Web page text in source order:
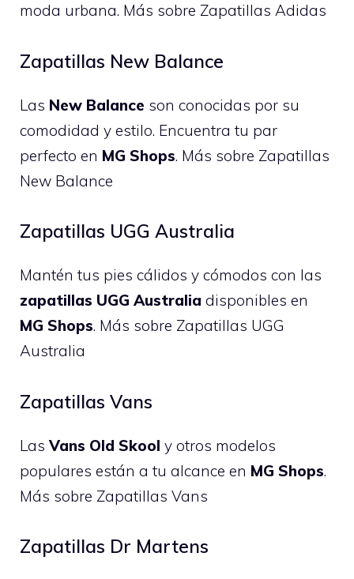
moda urbana. Más sobre Zapatillas Adidas
Zapatillas New Balance
Las New Balance son conocidas por su
comodidad y estilo. Encuentra tu par
perfecto en MG Shops. Más sobre Zapatillas
New Balance
Zapatillas UGG Australia
Mantén tus pies cálidos y cómodos con las
zapatillas UGG Australia disponibles en
MG Shops. Más sobre Zapatillas UGG
Australia
Zapatillas Vans
LasVans Old Skool y otros modelos
populares están a tu alcance en MG Shops.
Más sobre Zapatillas Vans
Zapatillas Dr Martens